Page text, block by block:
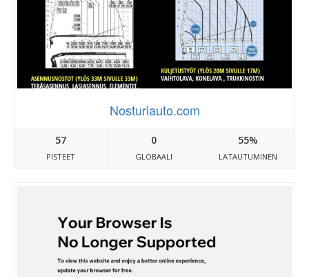
Nosturiauto.com
57
PISTEET
0
GLOBAALI
55%
LATAUTUMINEN